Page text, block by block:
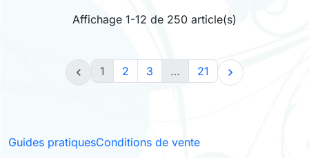
Affichage 1-12 de 250 article(s)
 1 2 3 … 21 
Guides pratiquesConditions de vente